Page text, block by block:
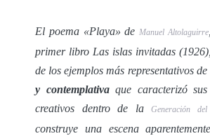
El poema «Playa» de Manuel Altolaguirre
primer libro Las islas invitadas
de los ejemplos más representativos
y contemplativaque caracterizó sus
creativos dentro de la
Generación
construye una escena